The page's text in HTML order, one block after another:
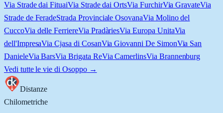
Via Strade dai FituaiVia Strade dai OrtsVia FurchirVia GravateVia
Strade de FeradeStrada Provinciale OsovanaVia Molino del
CuccoVia delle FerriereVia PradàriesVia Europa UnitaVia
dell'ImpresaVia Cjasa di CosanVia Giovanni De SimonVia San
DanieleVia BarsVia Brigata ReVia CamerlinsVia Brannenburg
Vedi tutte le vie di Osoppo→
Distanze
Chilometriche